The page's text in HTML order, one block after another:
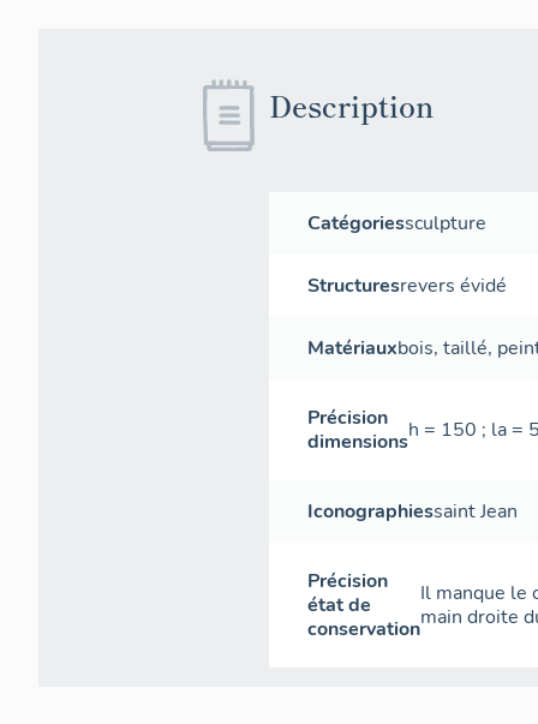
Description
Catégoriessculpture
Structuresrevers évidé
Matériauxbois, taillé,
Précision
dimensionsh = 150 ; la =
Iconographiessaint Jean
Précision
état de
conservation
Il manque le
main droite